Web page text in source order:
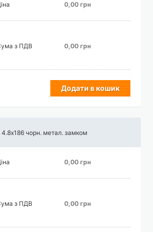
0,00 грн
з ПДВ 0,00 грн
Додати в кошик
чорн. метал. замком
0,00 грн
з ПДВ 0,00 грн